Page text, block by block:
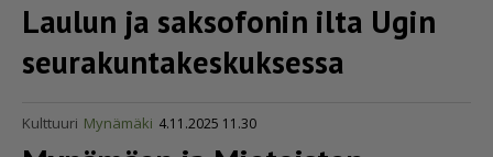
Laulun ja saksofonin ilta Ugin
seura­kun­ta­kes­kuk­sessa
Kulttuuri Mynämäki 4.11.2025 11.30